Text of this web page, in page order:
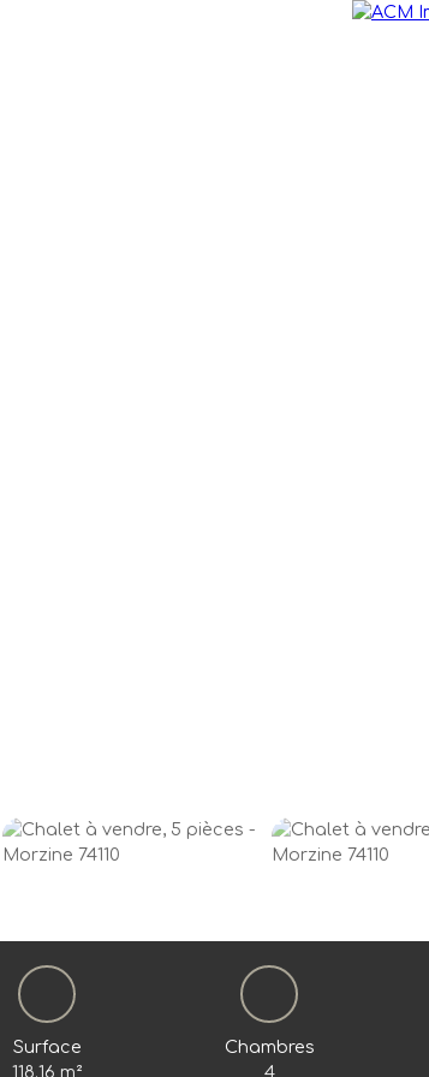
Surface
118.16 m²
Chambres
4